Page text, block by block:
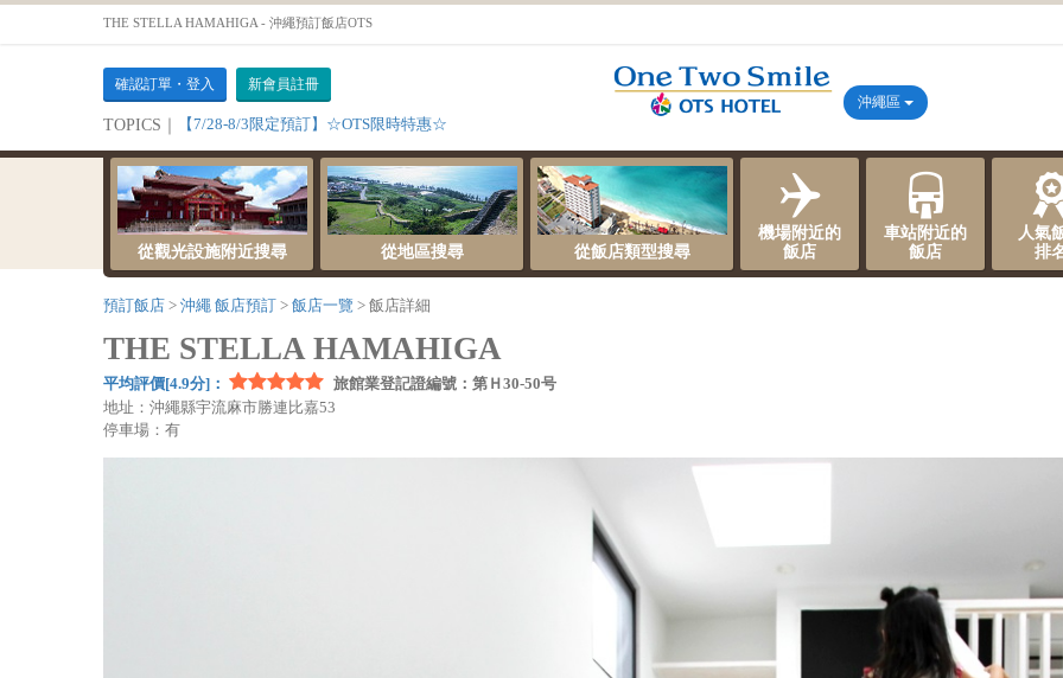
THE STELLA HAMAHIGA - 沖繩預訂飯店OTS
確認訂單・登入 新會員註冊
TOPICS｜ 【7/28-8/3限定預訂】☆OTS限時特惠☆
沖繩區
從觀光設施附近搜尋 從地區搜尋 從飯店類型搜尋
機場附近的
飯店
車站附近的
飯店
人氣
排
預訂飯店 沖繩 飯店預訂 飯店一覽 飯店詳細
THE STELLA HAMAHIGA
平均評價[4.9分]：
旅館業登記證編號：第Ｈ30-50号
地址：沖繩縣宇流麻市勝連比嘉53
停車場：有